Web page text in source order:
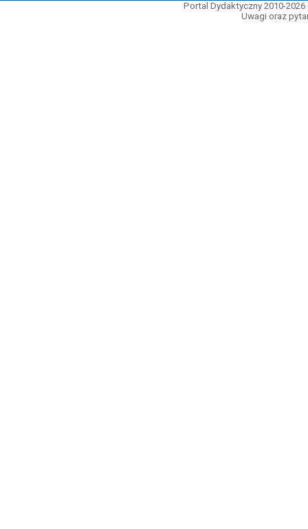
Portal Dydaktyczny 2010-
Uwagi oraz